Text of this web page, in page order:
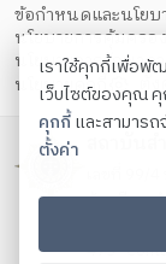
ข้อกำหนดและนโยบ
นโยบายการคุ้มคร
นโยบายการรักษาค
นโยบายคุกกี้
ตั้ง
สถาบัน
เลขที่
ช้างเผือก
โทรศัพท์
475
เราใช้คุกกี้เพื่อพั
เว็บไซต์ของคุณ
คุกกี้และสามารถ
ตั้งค่า